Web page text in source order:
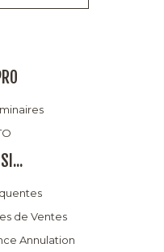
de Ventes
Annulation